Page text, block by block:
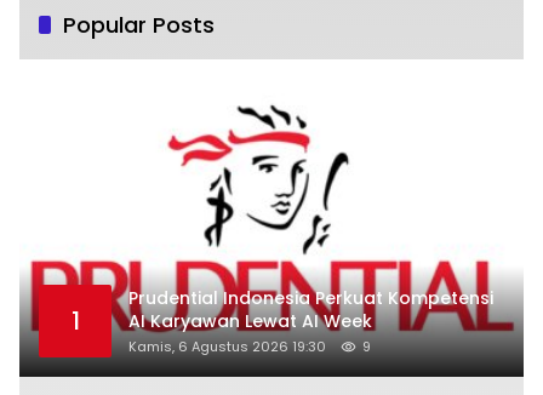
Popular Posts
1
Prudential Indonesia Perkuat Kompetensi
AI Karyawan Lewat AI Week
Kamis, 6 Agustus 2026 19:30 9